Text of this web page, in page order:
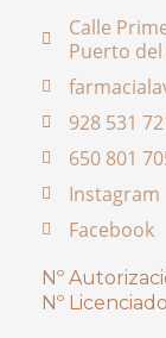
Calle
Puerto del
928 531
650 801
Instagram
Facebook
Nº
Nº